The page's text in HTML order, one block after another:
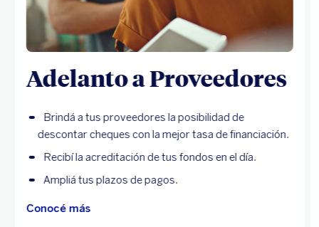
Adelanto a Proveedores
Brindá a tus proveedores la posibilidad de
descontar cheques con la mejor tasa de financiación.
Recibí la acreditación de tus fondos en el día.
Ampliá tus plazos de pagos.
Conocé más